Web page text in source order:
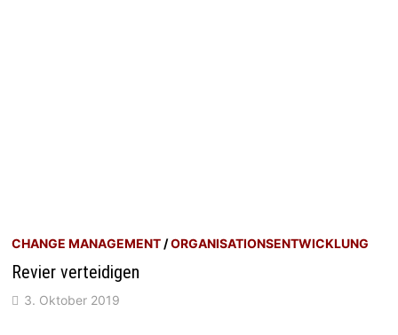
CHANGE MANAGEMENT /ORGANISATIONSENTWICKLUNG
Revier verteidigen
3. Oktober 2019